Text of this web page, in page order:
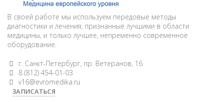
В своей работе мы используем передовые методы
диагностики и лечения, признанные лучшими в области
медицины, и только лучшее, непременно современное
оборудование.
г. Санкт-Петербург, пр. Ветеранов, 16
8 (812) 454-01-03
v16@evromedika.ru
ЗАПИСАТЬСЯ